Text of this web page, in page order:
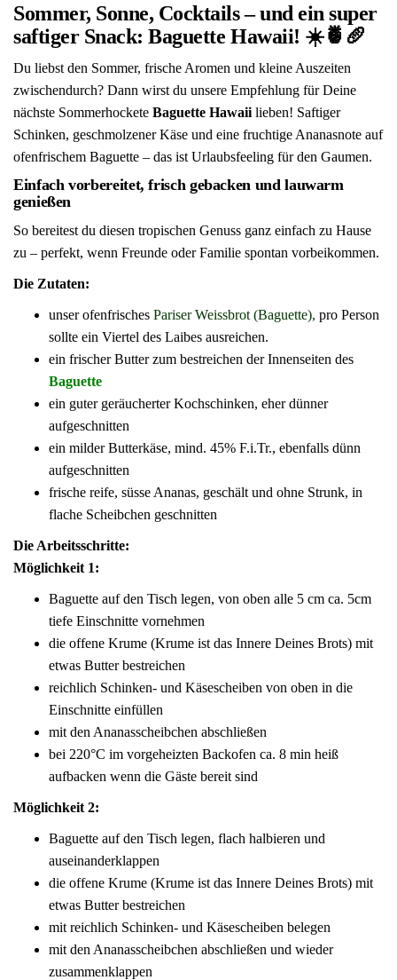
Sommer, Sonne, Cocktails – und ein super
saftiger Snack: Baguette Hawaii! ☀️🍍🥖
Du liebst den Sommer, frische Aromen und kleine Auszeiten
zwischendurch? Dann wirst du unsere Empfehlung für Deine
nächste Sommerhockete Baguette Hawaii lieben! Saftiger
Schinken, geschmolzener Käse und eine fruchtige Ananasnote auf
ofenfrischem Baguette – das ist Urlaubsfeeling für den Gaumen.
Einfach vorbereitet, frisch gebacken und lauwarm
genießen
So bereitest du diesen tropischen Genuss ganz einfach zu Hause
zu – perfekt, wenn Freunde oder Familie spontan vorbeikommen.
Die Zutaten:
unser ofenfrisches Pariser Weissbrot (Baguette), pro Person
sollte ein Viertel des Laibes ausreichen.
ein frischer Butter zum bestreichen der Innenseiten des
Baguette
ein guter geräucherter Kochschinken, eher dünner
aufgeschnitten
ein milder Butterkäse, mind. 45% F.i.Tr., ebenfalls dünn
aufgeschnitten
frische reife, süsse Ananas, geschält und ohne Strunk, in
flache Scheibchen geschnitten
Die Arbeitsschritte:
Möglichkeit 1:
Baguette auf den Tisch legen, von oben alle 5 cm ca. 5cm
tiefe Einschnitte vornehmen
die offene Krume (Krume ist das Innere Deines Brots) mit
etwas Butter bestreichen
reichlich Schinken- und Käsescheiben von oben in die
Einschnitte einfüllen
mit den Ananasscheibchen abschließen
bei 220°C im vorgeheizten Backofen ca. 8 min heiß
aufbacken wenn die Gäste bereit sind
Möglichkeit 2:
Baguette auf den Tisch legen, flach halbieren und
auseinanderklappen
die offene Krume (Krume ist das Innere Deines Brots) mit
etwas Butter bestreichen
mit reichlich Schinken- und Käsescheiben belegen
mit den Ananasscheibchen abschließen und wieder
zusammenklappen